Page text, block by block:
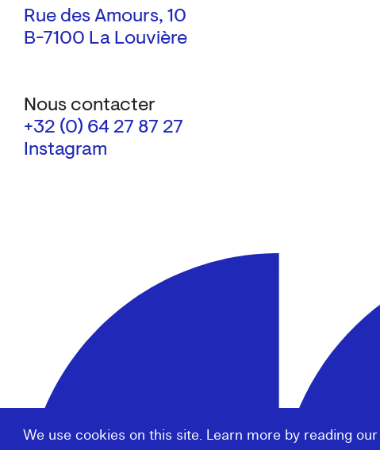
We use cookies on this site. Learn more by reading our
Rue des Amours, 10
B-7100 La Louvière
Nous contacter
+32 (0) 64 27 87 27
Instagram